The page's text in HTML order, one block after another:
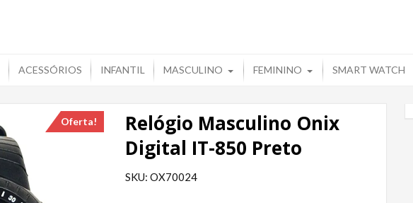
ACESSÓRIOS INFANTIL MASCULINO FEMININO SMART WATCH
Oferta!
Relógio Masculino Onix
Digital IT-850 Preto
SKU: OX70024